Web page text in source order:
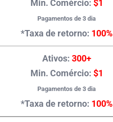
Min. Comércio: $1
Pagamentos de 3 dia
*Taxa de retorno: 100%
Ativos: 300+
Min. Comércio: $1
Pagamentos de 3 dia
*Taxa de retorno: 100%